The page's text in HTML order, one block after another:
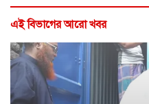
এই বিভাগের আরো খবর